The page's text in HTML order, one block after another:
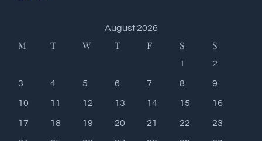
August 2026
M T W T F S S
1 2
3 4 5 6 7 8 9
10 11 12 13 14 15 16
17 18 19 20 21 22 23